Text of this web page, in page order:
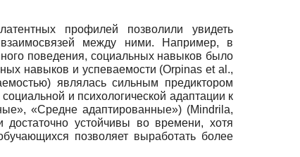
профилей позволили увидеть
взаимосвязей между ними. Например, в
поведения, социальных навыков было
навыков и успеваемости (Orpinas et al.,
являлась сильным предиктором
и психологической адаптации к
«Средне адаптированные») (Mindrila,
устойчивы во времени, хотя
позволяет выработать более